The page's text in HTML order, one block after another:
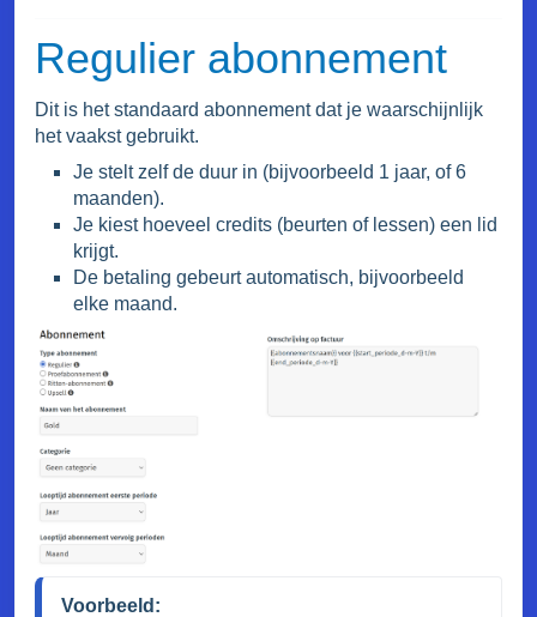
Regulier abonnement
Dit is het standaard abonnement dat je waarschijnlijk
het vaakst gebruikt.
Je stelt zelf de duur in (bijvoorbeeld 1 jaar, of 6
maanden).
Je kiest hoeveel credits (beurten of lessen) een lid
krijgt.
De betaling gebeurt automatisch, bijvoorbeeld
elke maand.
Voorbeeld: